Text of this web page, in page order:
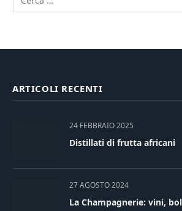
ARTICOLI RECENTI
24 FEBBRAIO 2025
Distillati di frutta africani
27 AGOSTO 2024
La Champagnerie: vini,